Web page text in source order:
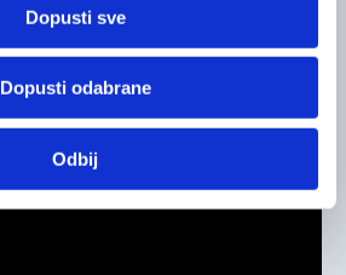
Dopusti sve
Dopusti odabrane
Odbij